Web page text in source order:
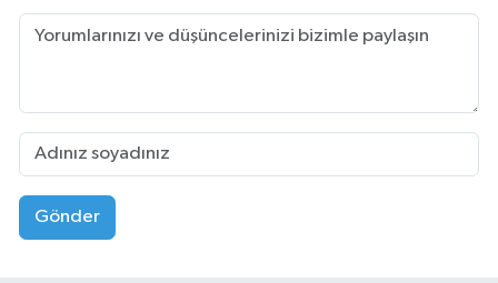
Gönder